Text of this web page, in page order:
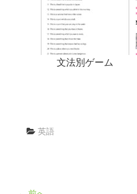
文法別ゲーム
英語